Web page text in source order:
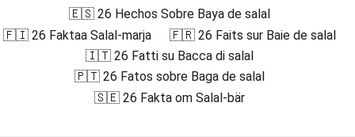
🇪🇸 26 Hechos Sobre Baya de salal
🇫🇮 26 Faktaa Salal-marja
🇫🇷 26 Faits sur Baie de salal
🇮🇹 26 Fatti su Bacca di salal
🇵🇹 26 Fatos sobre Baga de salal
🇸🇪 26 Fakta om Salal-bär